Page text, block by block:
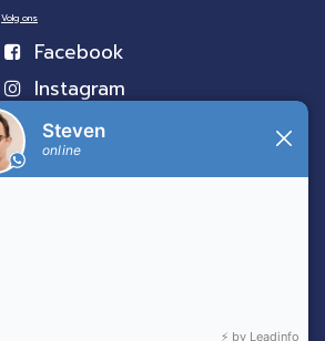
Volg ons
Facebook
Instagram